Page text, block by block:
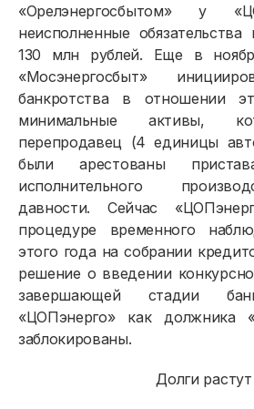
«Орелэнергосбытом» у
неисполненные
130 млн рублей. Еще в
«Мосэнергосбыт»
банкротства в отношении
минимальные активы,
перепродавец (4 единицы
были арестованы
исполнительного
давности. Сейчас
процедуре временного
этого года на собрании
решение о введении
завершающей стадии
«ЦОПэнерго» как должника
заблокированы.
Долги растут